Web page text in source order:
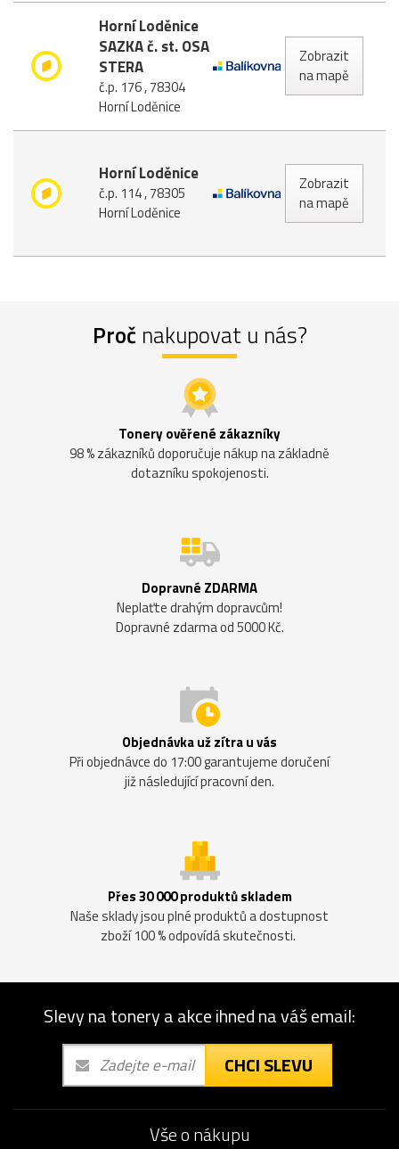
Horní Loděnice
SAZKA č. st. OSA
STERA
č.p. 176 , 78304
Horní Loděnice
Zobrazit
na mapě
Horní Loděnice
č.p. 114 , 78305
Horní Loděnice
Zobrazit
na mapě
Proč nakupovat u nás?
Tonery ověřené zákazníky
98 % zákazníků doporučuje nákup na základně
dotazníku spokojenosti.
Dopravné ZDARMA
Neplaťte drahým dopravcům!
Dopravné zdarma od 5000 Kč.
Objednávka už zítra u vás
Při objednávce do 17:00 garantujeme doručení
již následující pracovní den.
Přes 30 000 produktů skladem
Naše sklady jsou plné produktů a dostupnost
zboží 100 % odpovídá skutečnosti.
Slevy na tonery a akce ihned na váš email:
CHCI SLEVU
Vše o nákupu